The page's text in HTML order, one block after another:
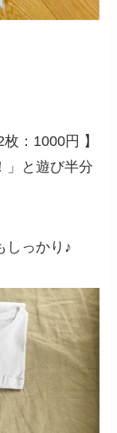
：1000円 】
」と遊び半分
しっかり♪